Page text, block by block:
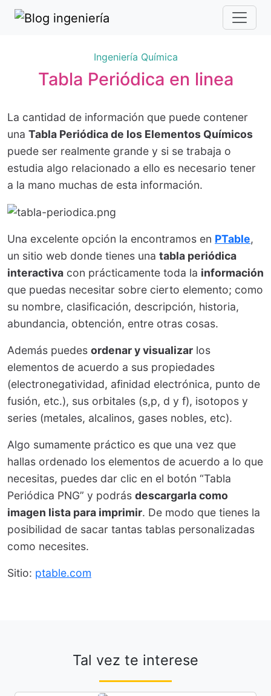
Ingeniería Química
Tabla Periódica en linea
La cantidad de información que puede contener
una Tabla Periódica de los Elementos Químicos
puede ser realmente grande y si se trabaja o
estudia algo relacionado a ello es necesario tener
a la mano muchas de esta información.
Una excelente opción la encontramos en PTable,
un sitio web donde tienes una tabla periódica
interactiva con prácticamente toda la información
que puedas necesitar sobre cierto elemento; como
su nombre, clasificación, descripción, historia,
abundancia, obtención, entre otras cosas.
Además puedes ordenar y visualizar los
elementos de acuerdo a sus propiedades
(electronegatividad, afinidad electrónica, punto de
fusión, etc.), sus orbitales (s,p, d y f), isotopos y
series (metales, alcalinos, gases nobles, etc).
Algo sumamente práctico es que una vez que
hallas ordenado los elementos de acuerdo a lo que
necesitas, puedes dar clic en el botón “Tabla
Periódica PNG” y podrás descargarla como
imagen lista para imprimir. De modo que tienes la
posibilidad de sacar tantas tablas personalizadas
como necesites.
Sitio: ptable.com
Tal vez te interese